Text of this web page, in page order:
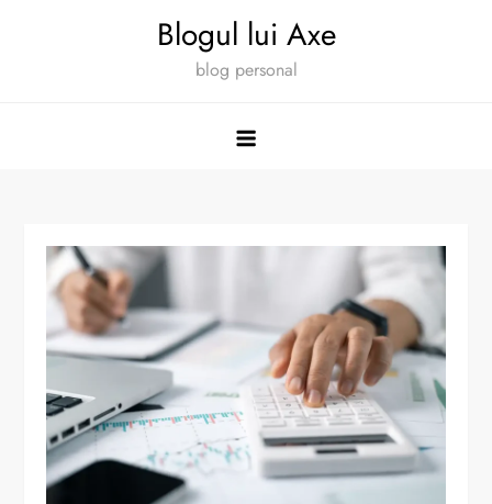
Blogul lui Axe
blog personal